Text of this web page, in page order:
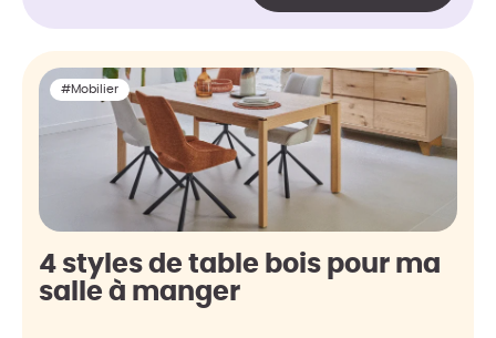
#Mobilier
4 styles de table bois pour ma
salle à manger